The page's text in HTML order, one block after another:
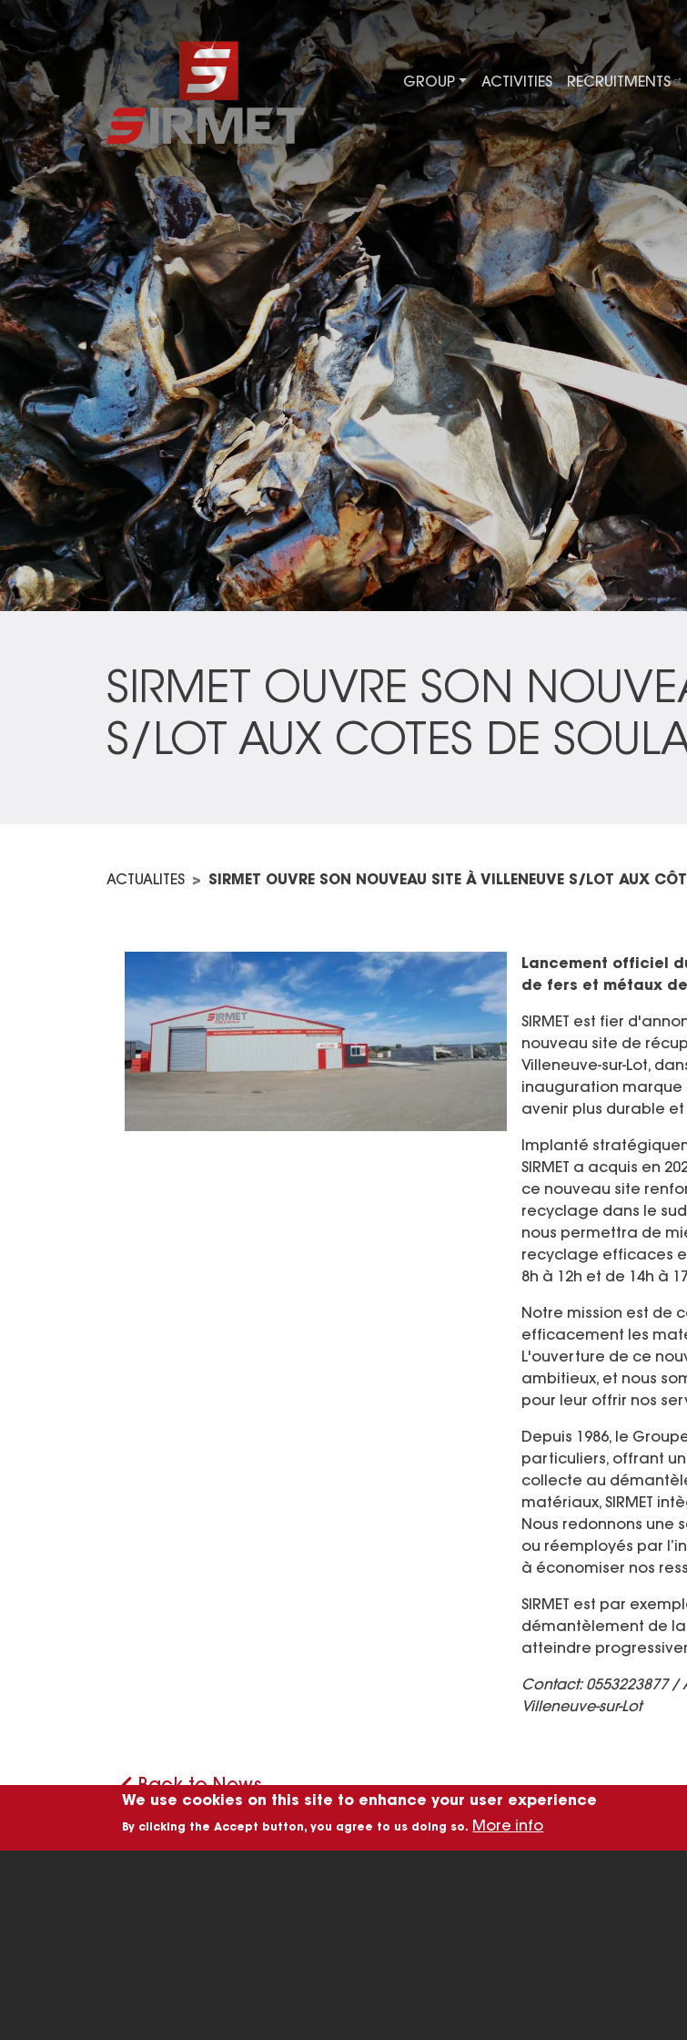
Skip
to
main
content
GROUP ACTIVITIES RECRUITMENTS
SIRMET OUVRE SON
S/LOT AUX COTES DE
ACTUALITES SIRMET OUVRE SON NOUVEAU SITE À VILLENEUVE S/LOT AUX
Lancement officiel
de fers et métaux de
SIRMET est fier
nouveau site de
Villeneuve-sur-Lot,
inauguration marque
avenir plus durable
Implanté
SIRMET a acquis en
ce nouveau site
recyclage dans le
nous permettra de
recyclage efficaces
8h à 12h et de 14h à
Notre mission est de
efficacement les
L'ouverture de ce
ambitieux, et nous
pour leur offrir nos
Depuis 1986, le
particuliers, offrant
collecte au
matériaux, SIRMET
Nous redonnons une
ou réemployés par
à économiser nos
SIRMET est par
démantèlement de
atteindre
Contact: 0553223877 /
Villeneuve-sur-Lot
Back to News
We use cookies on this site to enhance your user experience
By clicking the Accept button, you agree to us doing so. More info